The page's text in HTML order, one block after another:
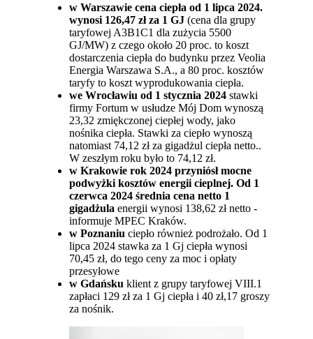
w Warszawie cena ciepła od 1 lipca 2024.
wynosi 126,47 zł za 1 GJ (cena dla grupy
taryfowej A3B1C1 dla zużycia 5500
GJ/MW) z czego około 20 proc. to koszt
dostarczenia ciepła do budynku przez Veolia
Energia Warszawa S.A., a 80 proc. kosztów
taryfy to koszt wyprodukowania ciepła.
we Wrocławiu od 1 stycznia 2024stawki
firmy Fortum w usłudze Mój Dom wynoszą
23,32 zmiękczonej ciepłej wody, jako
nośnika ciepła. Stawki za ciepło wynoszą
natomiast 74,12 zł za gigadżul ciepła netto..
W zeszłym roku było to 74,12 zł.
w Krakowie rok 2024 przyniósł mocne
podwyżki kosztów energii cieplnej. Od 1
czerwca 2024 średnia cena netto 1
gigadżula energii wynosi 138,62 zł netto -
informuje MPEC Kraków.
w Poznaniu ciepło również podrożało. Od 1
lipca 2024 stawka za 1 Gj ciepła wynosi
70,45 zł, do tego ceny za moc i opłaty
przesyłowe
w Gdańsku klient z grupy taryfowej VIII.1
zapłaci 129 zł za 1 Gj ciepła i 40 zł,17 groszy
za nośnik.